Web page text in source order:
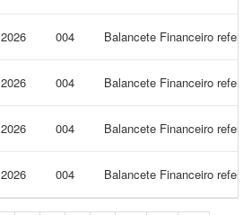
2026 004 Balancete Financeiro
2026 004 Balancete Financeiro
2026 004 Balancete Financeiro
2026 004 Balancete Financeiro